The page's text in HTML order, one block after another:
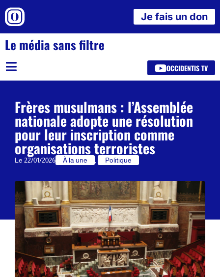
Je fais un don
Le média sans filtre
OCCIDENTIS TV
Frères musulmans : l’Assemblée
nationale adopte une résolution
pour leur inscription comme
organisations terroristes
Le 22/01/2026 À la une Politique